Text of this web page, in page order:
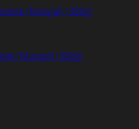
(Mangal) (380g)